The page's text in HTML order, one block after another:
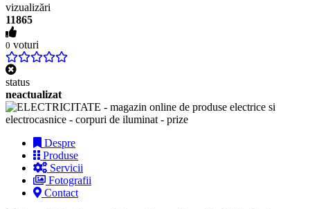
vizualizări
11865
0 voturi
status
neactualizat
Despre
Produse
Servicii
Fotografii
Contact